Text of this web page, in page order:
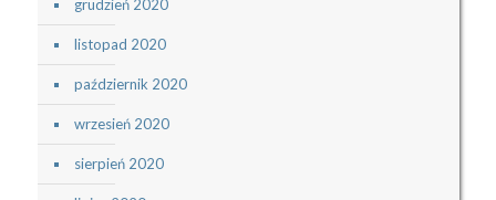
grudzień 2020
listopad 2020
październik 2020
wrzesień 2020
sierpień 2020